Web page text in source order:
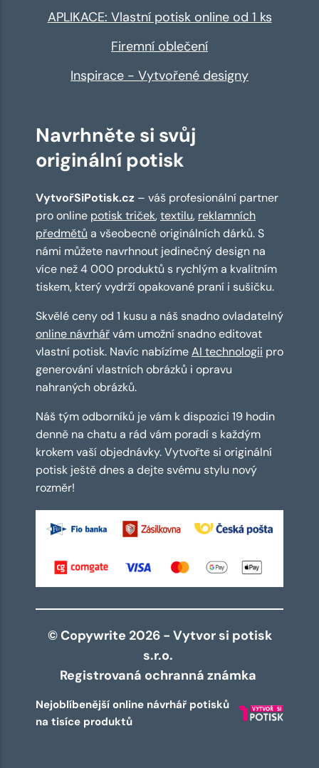
APLIKACE: Vlastní potisk online od 1 ks
Firemní oblečení
Inspirace - Vytvořené designy
Navrhněte si svůj
originální potisk
VytvořSiPotisk.cz – váš profesionální partner
pro online potisk triček,textilu, reklamních
předmětů a všeobecně originálních dárků. S
námi můžete navrhnout jedinečný design na
více než 4 000 produktů s rychlým a kvalitním
tiskem, který vydrží opakované praní i sušičku.
Skvělé ceny od 1 kusu a náš snadno ovladatelný
online návrhářvám umožní snadno editovat
vlastní potisk. Navíc nabízímeAI technologii pro
generování vlastních obrázků i opravu
nahraných obrázků.
Náš tým odborníků je vám k dispozici 19 hodin
denně na chatu a rád vám poradí s každým
krokem vaší objednávky. Vytvořte si originální
potisk ještě dnes a dejte svému stylu nový
rozměr!
© Copywrite 2026 - Vytvor si potisk
s.r.o.
Registrovaná ochranná známka
Nejoblíbenější online návrhář potisků
na tisíce produktů